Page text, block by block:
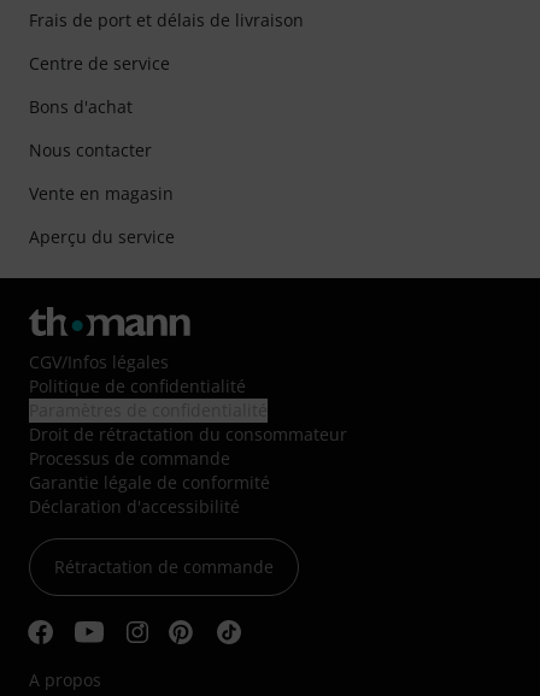
Frais de port et délais de livraison
Centre de service
Bons d'achat
Nous contacter
Vente en magasin
Aperçu du service
CGV/Infos légales
Politique de confidentialité
Droit de rétractation du consommateur
Processus de commande
Garantie légale de conformité
Déclaration d'accessibilité
Rétractation de commande
A propos